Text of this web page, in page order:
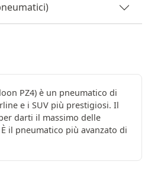
PZ4) è un pneumatico di
e i SUV più prestigiosi. Il
darti il massimo delle
il pneumatico più avanzato di